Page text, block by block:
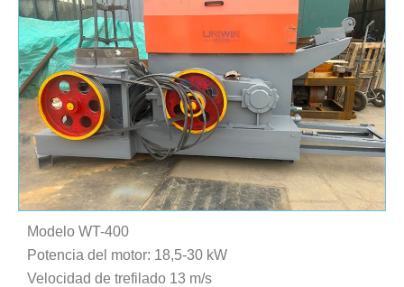
Modelo WT-400
Potencia del motor: 18,5-30 kW
Velocidad de trefilado 13 m/s